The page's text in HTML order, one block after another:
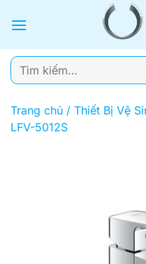
qua
dung
Tìm
kiếm:
Trang chủ / Thiết Bị Vệ
LFV-5012S